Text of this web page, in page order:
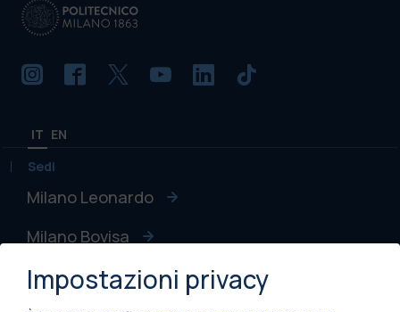
IT EN
Sedi
Milano Leonardo
Milano Bovisa
Cremona
Impostazioni privacy